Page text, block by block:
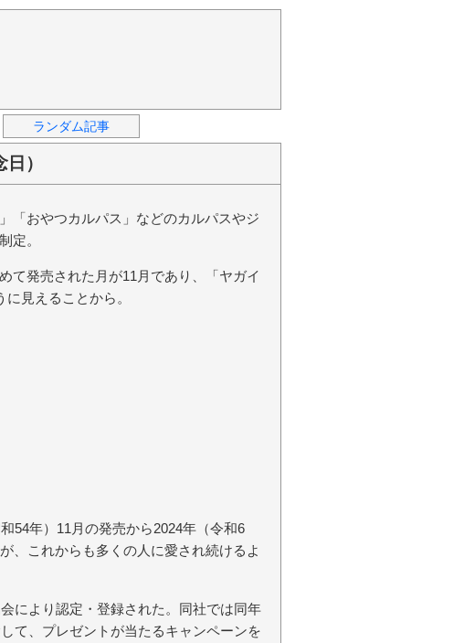
ランダム記事
）
「おやつカルパス」などのカルパスやジ
定。
て発売された月が11月であり、「ヤガイ
見えることから。
54年）11月の発売から2024年（令和6
、これからも多くの人に愛され続けるよ
により認定・登録された。同社では同年
て、プレゼントが当たるキャンペーンを